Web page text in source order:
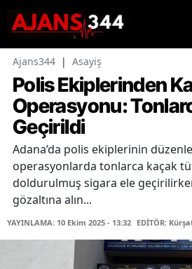
Ajans344 | Asayiş
Polis Ekiplerinden
Operasyonu:
Geçirildi
Adana’da polis ekiplerinin
operasyonlarda tonlarca kaçak
doldurulmuş sigara ele
gözaltına alın...
YAYINLAMA: 10 Ekim 2025 - 13:32 EDİTÖR: